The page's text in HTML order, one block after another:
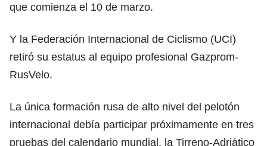
que comienza el 10 de marzo.
Y la Federación Internacional de Ciclismo (UCI)
retiró su estatus al equipo profesional Gazprom-
RusVelo.
La única formación rusa de alto nivel del pelotón
internacional debía participar próximamente en tres
pruebas del calendario mundial, la Tirreno-Adriático